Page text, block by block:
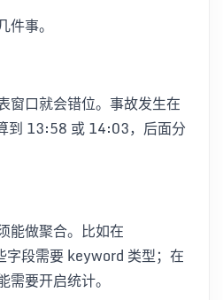
事。
窗口就会错位。事故发生在
到 13:58 或 14:03，后面分
能做聚合。比如在
字段需要 keyword 类型；在
要开启统计。